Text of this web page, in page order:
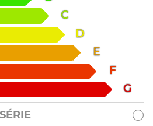
C
D
E
F
G